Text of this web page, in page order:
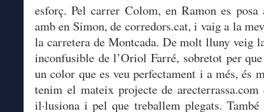
esforç. Pel carrer Colom, en Ramon es posa
amb en Simon, de corredors.cat, i vaig a la
la carretera de Montcada. De molt lluny veig
inconfusible de l’Oriol Farré, sobretot per
un color que es veu perfectament i a més, és
tenim el mateix projecte de arecterrassa.com
il·lusiona i pel que treballem plegats. També